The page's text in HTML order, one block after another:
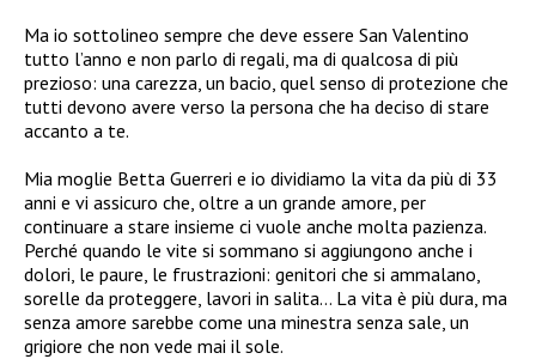
Ma io sottolineo sempre che deve essere San Valentino
tutto l’anno e non parlo di regali, ma di qualcosa di più
prezioso: una carezza, un bacio, quel senso di protezione che
tutti devono avere verso la persona che ha deciso di stare
accanto a te.
Mia moglie Betta Guerreri e io dividiamo la vita da più di 33
anni e vi assicuro che, oltre a un grande amore, per
continuare a stare insieme ci vuole anche molta pazienza.
Perché quando le vite si sommano si aggiungono anche i
dolori, le paure, le frustrazioni: genitori che si ammalano,
sorelle da proteggere, lavori in salita… La vita è più dura, ma
senza amore sarebbe come una minestra senza sale, un
grigiore che non vede mai il sole.